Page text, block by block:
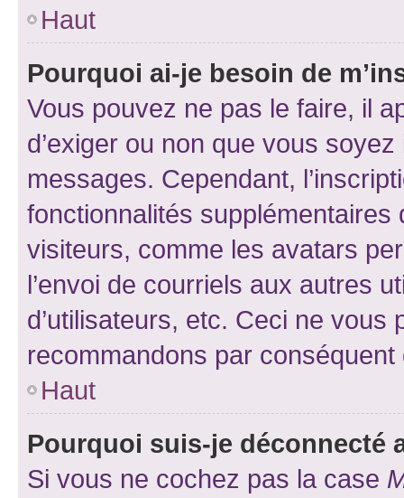
Haut
Pourquoi ai-je besoin de
Vous pouvez ne pas le faire, il
d’exiger ou non que vous
messages. Cependant,
fonctionnalités
visiteurs, comme les avatars
l’envoi de courriels aux autres
d’utilisateurs, etc. Ceci ne vous
recommandons par conséquent
Haut
Pourquoi suis-je déconnecté
Si vous ne cochez pas la case